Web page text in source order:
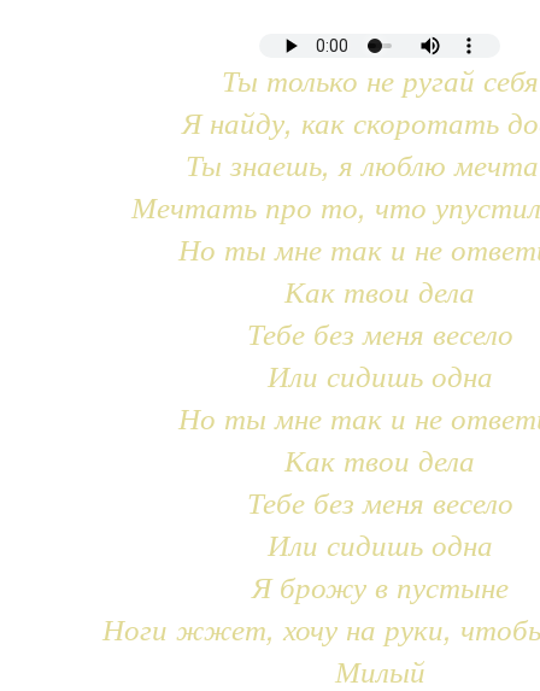
Ты только не ругай себя
Я найду, как скоротать
Ты знаешь, я люблю
Мечтать про то, что
Но ты мне так и не
Как твои дела
Тебе без меня весело
Или сидишь одна
Но ты мне так и не
Как твои дела
Тебе без меня весело
Или сидишь одна
Я брожу в пустыне
Ноги жжет, хочу на руки,
Милый